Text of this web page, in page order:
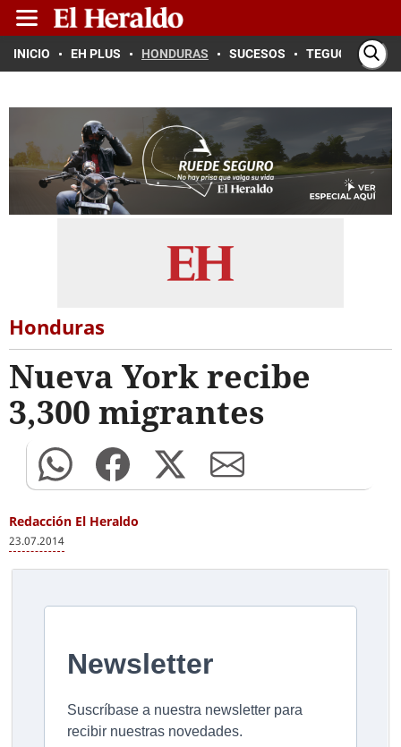
INICIO EH PLUS HONDURAS SUCESOS TEGUCIGALPA
Honduras
Nueva York recibe
3,300 migrantes
Redacción El Heraldo
23.07.2014